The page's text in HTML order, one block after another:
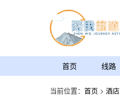
首页 线路
当前位置： 首页 > 酒店